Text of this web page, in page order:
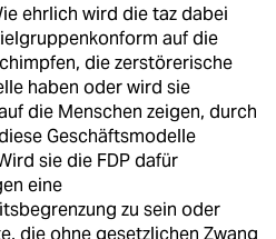
ehrlich wird die taz dabei
auf die
die zerstörerische
haben oder wird sie
die Menschen zeigen, durch
Geschäftsmodelle
sie die FDP dafür
eine
zu sein oder
die ohne gesetzlichen Zwang